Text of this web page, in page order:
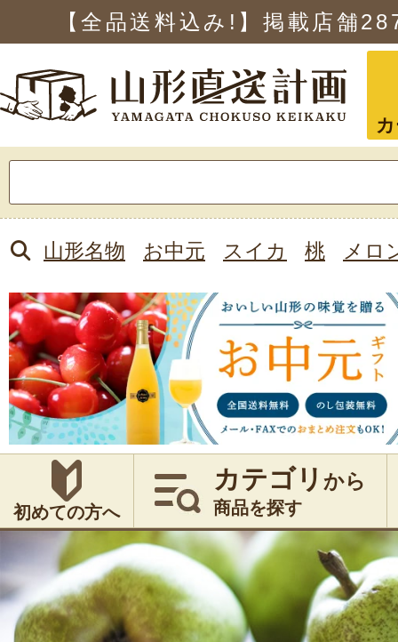
【全品送料込み!】掲載店舗
索:
山形名物 お中元 スイカ 桃 メロ
初めての方へ
カテゴリ から
商品を探す